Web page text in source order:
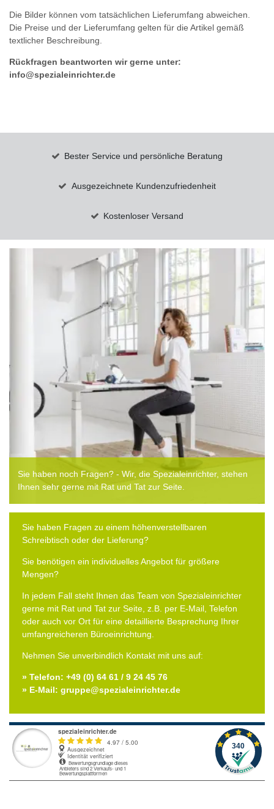
Die Bilder können vom tatsächlichen Lieferumfang abweichen.
Die Preise und der Lieferumfang gelten für die Artikel gemäß
textlicher Beschreibung.
Rückfragen beantworten wir gerne unter:
info@spezialeinrichter.de
Bester Service und persönliche Beratung
Ausgezeichnete Kundenzufriedenheit
Kostenloser Versand
Sie haben noch Fragen? - Wir, die Spezialeinrichter, stehen
Ihnen sehr gerne mit Rat und Tat zur Seite.
Sie haben Fragen zu einem höhenverstellbaren
Schreibtisch oder der Lieferung?
Sie benötigen ein individuelles Angebot für größere
Mengen?
In jedem Fall steht Ihnen das Team von Spezialeinrichter
gerne mit Rat und Tat zur Seite, z.B. per E-Mail, Telefon
oder auch vor Ort für eine detaillierte Besprechung Ihrer
umfangreicheren Büroeinrichtung.
Nehmen Sie unverbindlich Kontakt mit uns auf:
» Telefon: +49 (0) 64 61 / 9 24 45 76
» E-Mail: gruppe@spezialeinrichter.de